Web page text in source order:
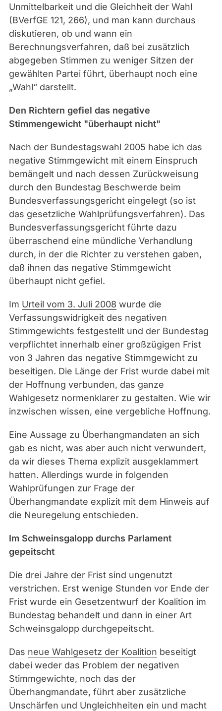
Unmittelbarkeit und die Gleichheit der Wahl
(BVerfGE 121, 266), und man kann durchaus
diskutieren, ob und wann ein
Berechnungsverfahren, daß bei zusätzlich
abgegeben Stimmen zu weniger Sitzen der
gewählten Partei führt, überhaupt noch eine
„Wahl“ darstellt.
Den Richtern gefiel das negative
Stimmengewicht "überhaupt nicht"
Nach der Bundestagswahl 2005 habe ich das
negative Stimmgewicht mit einem Einspruch
bemängelt und nach dessen Zurückweisung
durch den Bundestag Beschwerde beim
Bundesverfassungsgericht eingelegt (so ist
das gesetzliche Wahlprüfungsverfahren). Das
Bundesverfassungsgericht führte dazu
überraschend eine mündliche Verhandlung
durch, in der die Richter zu verstehen gaben,
daß ihnen das negative Stimmgewicht
überhaupt nicht gefiel.
Im Urteil vom 3. Juli 2008 wurde die
Verfassungswidrigkeit des negativen
Stimmgewichts festgestellt und der Bundestag
verpflichtet innerhalb einer großzügigen Frist
von 3 Jahren das negative Stimmgewicht zu
beseitigen. Die Länge der Frist wurde dabei mit
der Hoffnung verbunden, das ganze
Wahlgesetz normenklarer zu gestalten. Wie wir
inzwischen wissen, eine vergebliche Hoffnung.
Eine Aussage zu Überhangmandaten an sich
gab es nicht, was aber auch nicht verwundert,
da wir dieses Thema explizit ausgeklammert
hatten. Allerdings wurde in folgenden
Wahlprüfungen zur Frage der
Überhangmandate explizit mit dem Hinweis auf
die Neuregelung entschieden.
Im Schweinsgalopp durchs Parlament
gepeitscht
Die drei Jahre der Frist sind ungenutzt
verstrichen. Erst wenige Stunden vor Ende der
Frist wurde ein Gesetzentwurf der Koalition im
Bundestag behandelt und dann in einer Art
Schweinsgalopp durchgepeitscht.
Das neue Wahlgesetz der Koalition beseitigt
dabei weder das Problem der negativen
Stimmgewichte, noch das der
Überhangmandate, führt aber zusätzliche
Unschärfen und Ungleichheiten ein und macht